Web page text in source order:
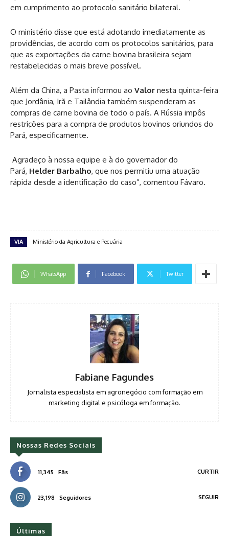
em cumprimento ao protocolo sanitário bilateral.
O ministério disse que está adotando imediatamente as
providências, de acordo com os protocolos sanitários, para
que as exportações da carne bovina brasileira sejam
restabelecidas o mais breve possível.
Além da China, a Pasta informou ao Valor nesta quinta-feira
que Jordânia, Irã e Tailândia também suspenderam as
compras de carne bovina de todo o país. A Rússia impôs
restrições para a compra de produtos bovinos oriundos do
Pará, especificamente.
Agradeço à nossa equipe e à do governador do
Pará, Helder Barbalho, que nos permitiu uma atuação
rápida desde a identificação do caso”, comentou Fávaro.
VIA Ministério da Agricultura e Pecuária
WhatsApp Facebook Twitter
Fabiane Fagundes
Jornalista especialista em agronegócio com formação em
marketing digital e psicóloga em formação.
Nossas Redes Sociais
11,345 Fãs CURTIR
23,198 Seguidores SEGUIR
Últimas